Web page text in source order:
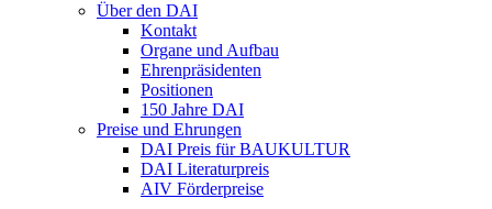
Über den DAI
Kontakt
Organe und Aufbau
Ehrenpräsidenten
Positionen
150 Jahre DAI
Preise und Ehrungen
DAI Preis für BAUKULTUR
DAI Literaturpreis
AIV Förderpreise